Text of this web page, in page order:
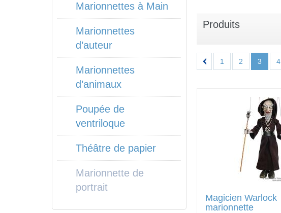
Produits
1 2 3 4
Magicien Warlock
marionnette
Marionnettes à Main
Marionnettes
d’auteur
Marionnettes
d’animaux
Poupée de
ventriloque
Théâtre de papier
Marionnette de
portrait